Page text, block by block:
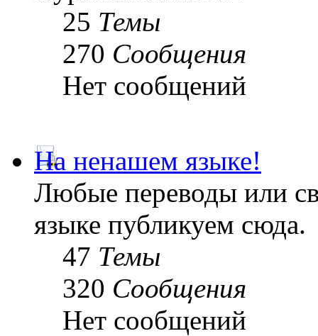
25 Темы
270 Сообщения
Нет сообщений
На ненашем языке!
Любые переводы или
языке публикуем сюда.
47 Темы
320 Сообщения
Нет сообщений